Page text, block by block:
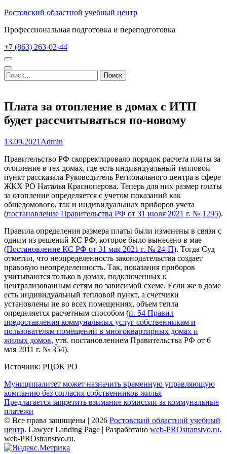
Перейти
содержимому
Enter)
Ростовский областной учебный центр
Профессиональная подготовка и переподготовка
+7 (863) 263-02-44
Найти:
Плата за отопление в домах с ИТП
будет рассчитываться по-новому
13.09.2021 Admin
Правительство РФ скорректировало порядок расчета платы за
отопление в тех домах, где есть индивидуальный тепловой
пункт рассказала Руководитель Регионального центра в сфере
ЖКХ РО Наталья Красноперова. Теперь для них размер платы
за отопление определяется с учетом показаний как
общедомового, так и индивидуальных приборов учета
(постановление Правительства РФ от 31 июля 2021 г. № 1295).
Правила определения размера платы были изменены в связи с
одним из решений КС РФ, которое было вынесено в мае
(Постановление КС РФ от 31 мая 2021 г. № 24-П). Тогда Суд
отметил, что неопределенность законодательства создает
правовую неопределенность. Так, показания приборов
учитываются только в домах, подключенных к
централизованным сетям по зависимой схеме. Если же в доме
есть индивидуальный тепловой пункт, а счетчики
установлены не во всех помещениях, объем тепла
определяется расчетным способом (п. 54 Правил
предоставления коммунальных услуг собственникам и
пользователям помещений в многоквартирных домах и
жилых домов, утв. постановлением Правительства РФ от 6
мая 2011 г. № 354).
Источник: РЦОК РО
Навигация
по
записям
Муниципалитет может назначить временную управляющую
компанию без согласия собственников жилья
Предлагается запретить взимание комиссии за коммунальные
платежи
© Все права защищены | 2026 Ростовский областной учебный
центр. Lawyer Landing Page | Разработано web-PROstranstvo.ru.
web-PROstranstvo.ru.